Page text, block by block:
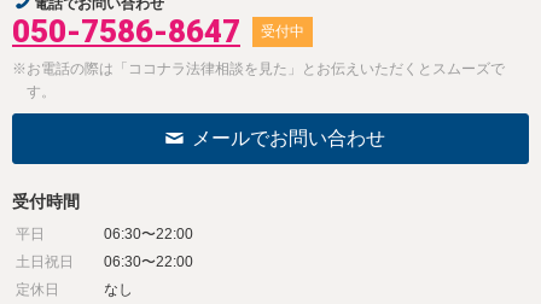
電話でお問い合わせ
050-7586-8647 受付中
※お電話の際は「ココナラ法律相談を見た」とお伝えいただくとスムーズで
す。
メールでお問い合わせ
受付時間
平日
06:30〜22:00
土日祝日
06:30〜22:00
定休日
なし